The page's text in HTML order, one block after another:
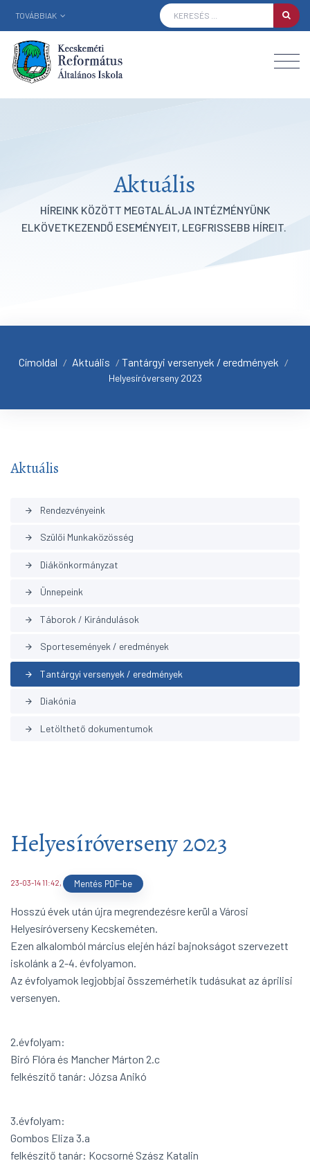
TOVÁBBIAK
Aktuális
HÍREINK KÖZÖTT MEGTALÁLJA INTÉZMÉNYÜNK
ELKÖVETKEZENDŐ ESEMÉNYEIT, LEGFRISSEBB HÍREIT.
Címoldal / Aktuális / Tantárgyi versenyek / eredmények /
Helyesíróverseny 2023
Aktuális
arrow_forward Rendezvényeink
arrow_forward Szülői Munkaközösség
arrow_forward Diákönkormányzat
arrow_forward Ünnepeink
arrow_forward Táborok / Kirándulások
arrow_forward Sportesemények / eredmények
arrow_forward Tantárgyi versenyek / eredmények
arrow_forward Diakónia
arrow_forward Letölthető dokumentumok
Helyesíróverseny 2023
23-03-14 11:42, Mentés PDF-be
Hosszú évek után újra megrendezésre kerül a Városi
Helyesíróverseny Kecskeméten.
Ezen alkalomból március elején házi bajnokságot szervezett
iskolánk a 2-4. évfolyamon.
Az évfolyamok legjobbjai összemérhetik tudásukat az áprilisi
versenyen.
2.évfolyam:
Biró Flóra és Mancher Márton 2.c
felkészítő tanár: Józsa Anikó
3.évfolyam:
Gombos Eliza 3.a
felkészítő tanár: Kocsorné Szász Katalin